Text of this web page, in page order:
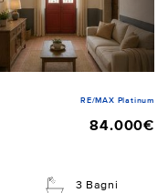
RE/MAX Platinum
84.000€
3 Bagni